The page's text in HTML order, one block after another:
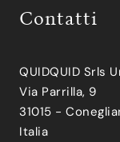
Contatti
QUIDQUID Srls
Via Parrilla, 9
31015 -
Italia